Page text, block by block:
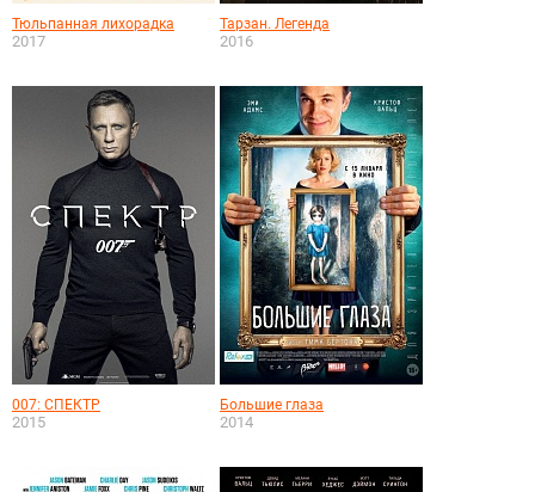
Тюльпанная лихорадка
2017
Тарзан. Легенда
2016
007: СПЕКТР
2015
Большие глаза
2014